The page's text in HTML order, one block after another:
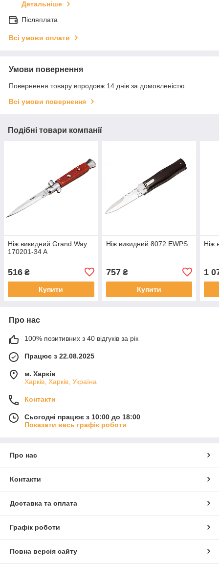
Детальніше
Післяплата
Всі умови оплати
Умови повернення
Повернення товару впродовж 14 днів за домовленістю
Всі умови повернення
Подібні товари компанії
Ніж викидний Grand Way
170201-34 A
516 ₴
Купити
Ніж викидний 8072 EWPS
757₴
Купити
Ніж
1
Про нас
100% позитивних з 40 відгуків за рік
Працює з 22.08.2025
м. Харків
Харків, Харків, Україна
Контакти
Сьогодні працює з 10:00 до 18:00
Показати весь графік роботи
Про нас
Контакти
Доставка та оплата
Графік роботи
Повна версія сайту